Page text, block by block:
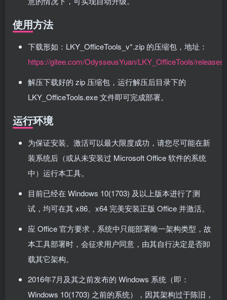
使用方法
下载形如：LKY_OfficeTools_v*.zip 的压缩包，地址：
https://gitee.com/OdysseusYuan/LKY_OfficeTools/
解压下载好的 zip 压缩包，运行解压后目录下的
LKY_OfficeTools.exe 文件即可完成部署。
运行环境
为保证安装、激活可以最大限度成功，请您尽可能在新
装系统后（或从未安装过 Microsoft Office 软件的系统
中）运行本工具。
目前已经在 Windows 10(1703) 及以上版本进行了测
试，均可在其 x86、x64 完美安装正版 Office 并激活。
应 Office 官方要求，系统中只能部署唯一架构类型，故
本工具部署时，会征求用户同意，由其自行决定是否卸
载其它架构。
2016年7月及其之前发布的 Windows 系统（即：
Windows 10(1703) 之前的系统），因其架构过于陈旧，